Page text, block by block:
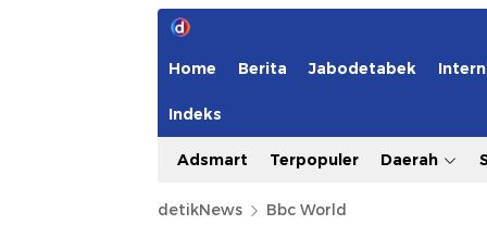
Home Berita Jabodetabek
Indeks
Adsmart Terpopuler Daerah
detikNews Bbc World